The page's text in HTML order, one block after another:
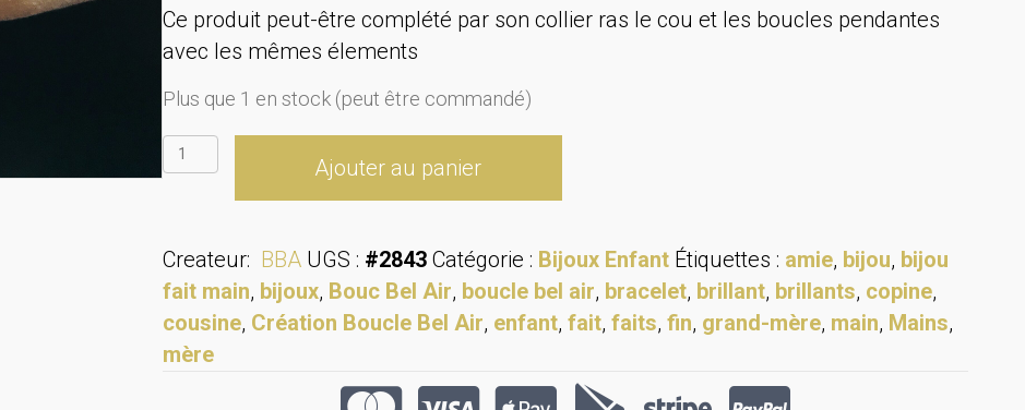
Ce produit peut-être complété par son collier ras le cou et les boucles pendantes
avec les mêmes élements
Plus que 1 en stock (peut être commandé)
quantité
de
enfant
arc-
en-
ciel
Ajouter au panier
Createur: BBA UGS : #2843 Catégorie : Bijoux Enfant Étiquettes : amie, bijou, bijou
fait main, bijoux, Bouc Bel Air, boucle bel air, bracelet, brillant, brillants, copine,
cousine, Création Boucle Bel Air, enfant, fait, faits, fin, grand-mère, main, Mains,
mère